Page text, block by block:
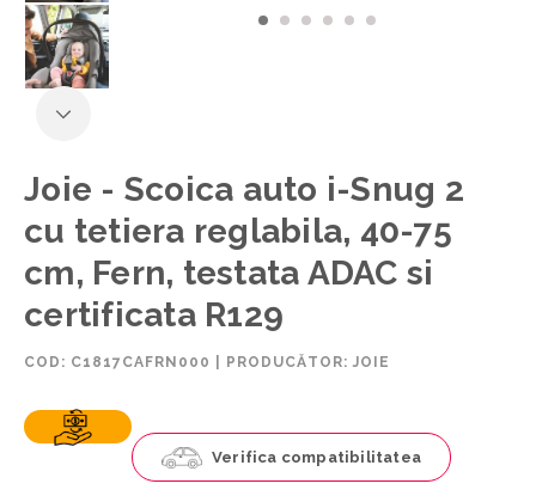
Joie - Scoica auto i-Snug 2
cu tetiera reglabila, 40-75
cm, Fern, testata ADAC si
certificata R129
COD: C1817CAFRN000 PRODUCĂTOR: JOIE
Verifica compatibilitatea